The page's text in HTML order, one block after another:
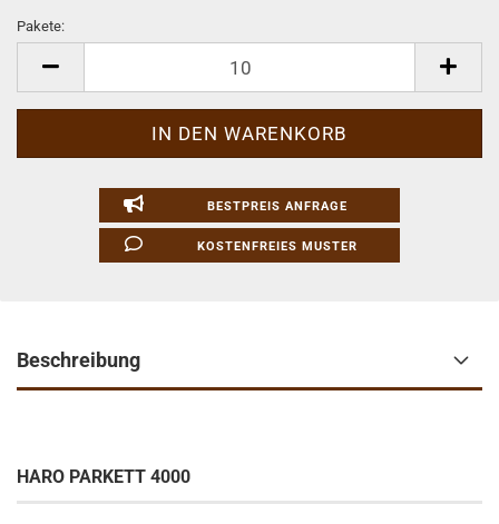
Pakete:
BESTPREIS ANFRAGE
KOSTENFREIES MUSTER
Beschreibung
HARO PARKETT 4000